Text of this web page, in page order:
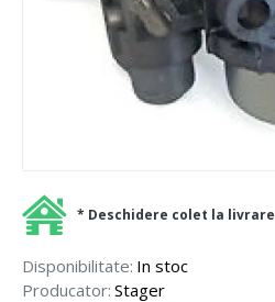
Disponibilitate: In stoc
Producator: Stager
* Deschidere colet la livrare